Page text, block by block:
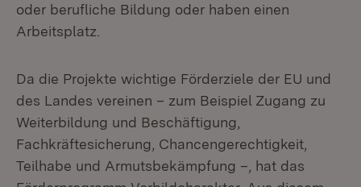
oder berufliche Bildung oder haben einen
Arbeitsplatz.
Da die Projekte wichtige Förderziele der EU und
des Landes vereinen – zum Beispiel Zugang zu
Weiterbildung und Beschäftigung,
Fachkräftesicherung, Chancengerechtigkeit,
Teilhabe und Armutsbekämpfung –, hat das